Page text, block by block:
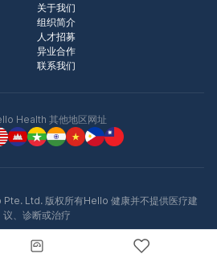
关于我们
组织简介
人才招募
异业合作
联系我们
Health 其他地区网址
Ltd. 版权所有Hello 健康并不提供医疗建
议、诊断或治疗